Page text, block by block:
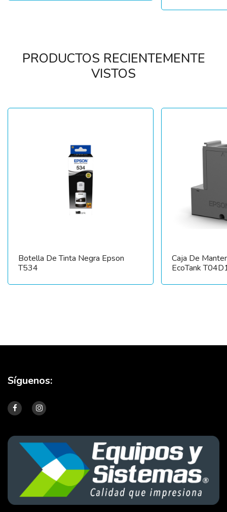
PRODUCTOS RECIENTEMENTE
VISTOS
Botella De Tinta Negra Epson
T534
Caja De
EcoTank
Síguenos: